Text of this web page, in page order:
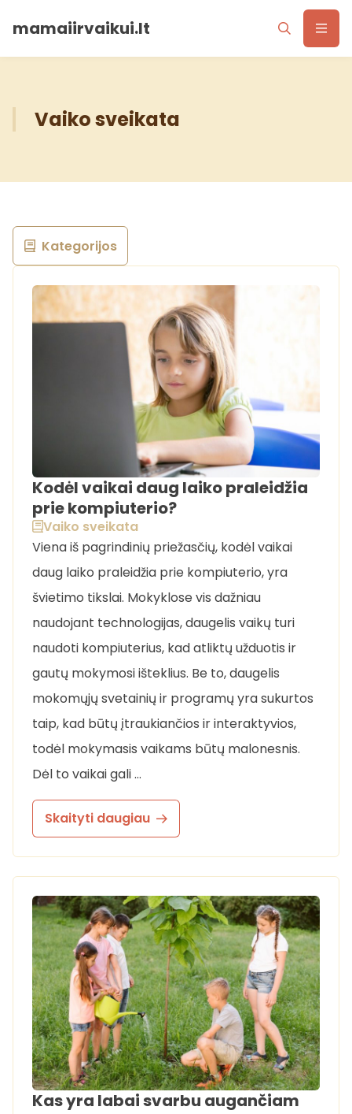
mamaiirvaikui.lt
Vaiko sveikata
Kodėl vaikai daug laiko praleidžia
prie kompiuterio?
Vaiko sveikata
Viena iš pagrindinių priežasčių, kodėl vaikai
daug laiko praleidžia prie kompiuterio, yra
švietimo tikslai. Mokyklose vis dažniau
naudojant technologijas, daugelis vaikų turi
naudoti kompiuterius, kad atliktų užduotis ir
gautų mokymosi išteklius. Be to, daugelis
mokomųjų svetainių ir programų yra sukurtos
taip, kad būtų įtraukiančios ir interaktyvios,
todėl mokymasis vaikams būtų malonesnis.
Dėl to vaikai gali …
Skaityti daugiau
Kas yra labai svarbu augančiam
Kategorijos